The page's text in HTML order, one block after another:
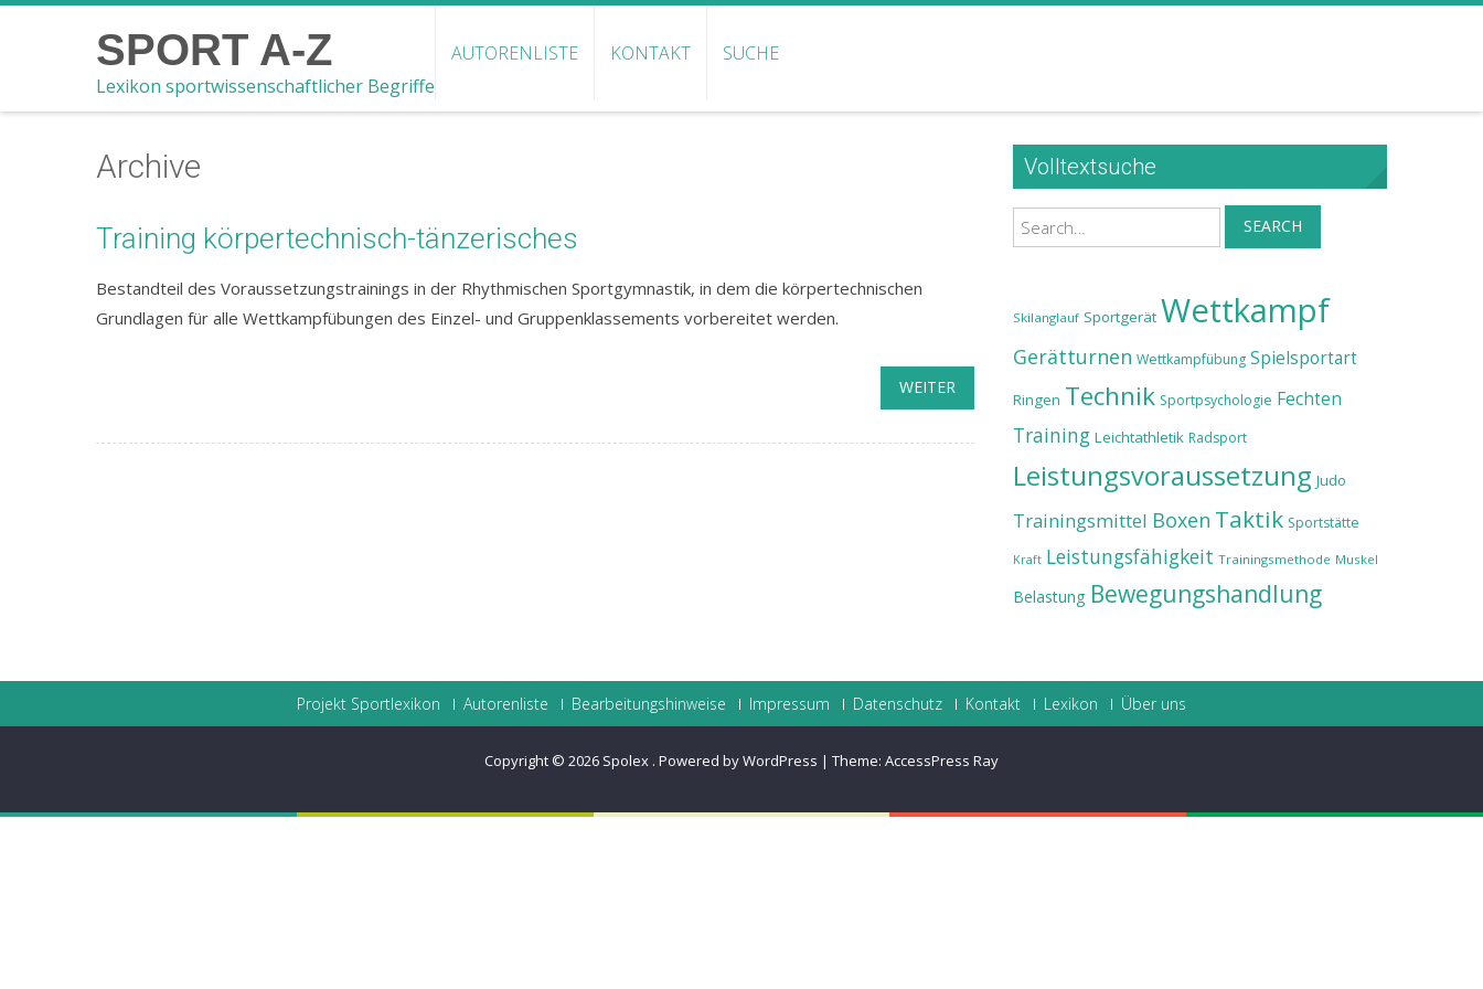
SPORT A-Z
Lexikon sportwissenschaftlicher Begriffe
AUTORENLISTE KONTAKT SUCHE
Archive
Training körpertechnisch-tänzerisches
Bestandteil des Voraussetzungstrainings in der Rhythmischen Sportgymnastik, in dem die körpertechnischen
Grundlagen für alle Wettkampfübungen des Einzel- und Gruppenklassements vorbereitet werden.
WEITER
Volltextsuche
Search SEARCH
Skilanglauf Sportgerät Wettkampf
Gerätturnen Wettkampfübung Spielsportart
Ringen Technik Sportpsychologie Fechten
Training Leichtathletik Radsport
Leistungsvoraussetzung Judo
Trainingsmittel Boxen Taktik Sportstätte
Kraft Leistungsfähigkeit Trainingsmethode Muskel
Belastung Bewegungshandlung
Projekt Sportlexikon Autorenliste Bearbeitungshinweise Impressum Datenschutz Kontakt Lexikon Über uns
Copyright © 2026 Spolex . Powered by WordPress | Theme: AccessPress Ray